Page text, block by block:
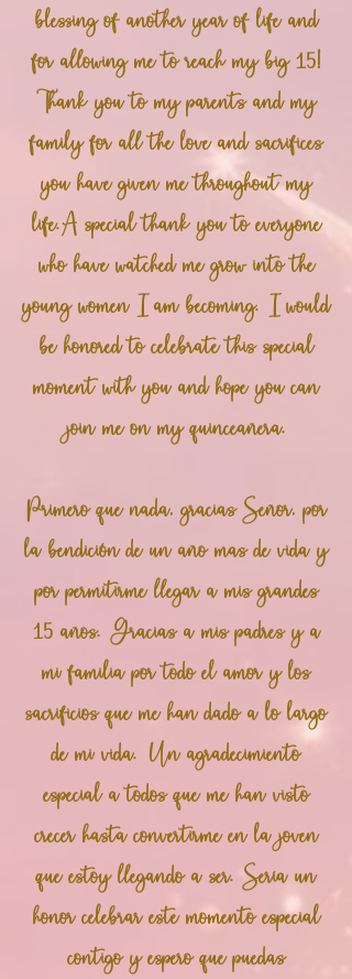
blessing of another year of life and
for allowing me to reach my big 15!
Thank you to my parents and my
family for all the love and sacrifices
you have given me throughout my
life.A special thank you to everyone
who have watched me grow into the
young women I am becoming. I would
be honored to celebrate this special
moment with you and hope you can
join me on my quinceañera.
Primero que nada, gracias Señor, por
la bendición de un año mas de vida y
por permitirme llegar a mis grandes
15 años. Gracias a mis padres y a
mi familia por todo el amor y los
sacrificios que me han dado a lo largo
de mi vida. Un agradecimiento
especial a todos que me han visto
crecer hasta convertirme en la joven
que estoy llegando a ser. Sería un
honor celebrar este momento especial
contigo y espero que puedas